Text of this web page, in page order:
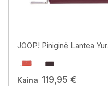
JOOP! Piniginė Lantea
Kaina 119,95 €